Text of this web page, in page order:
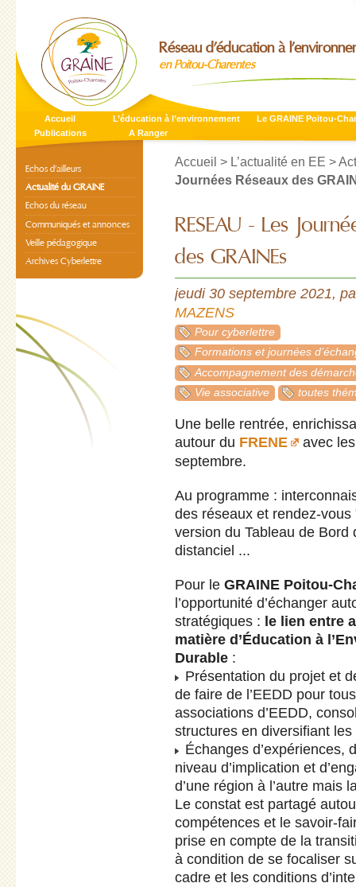
Réseau d’éducation à
en Poitou-Charentes
Accueil L’éducation à l’environnement
Le GRAINE Poitou-
Publications
A Ranger
Accueil > L’actualité en EE >
Journées Réseaux des
RESEAU - Les
des GRAINEs
jeudi 30 septembre 2021,
MAZENS
Pour cyberlettre
Formations et journées
Accompagnement des
Vie associative
toutes
Une belle rentrée,
autour du FRENE
avec
septembre.
Au programme :
des réseaux et rendez-
version du Tableau de Bord
distanciel ...
Pour le GRAINE Poitou-
l’opportunité d’échanger
stratégiques : le lien entre
matière d’Éducation à
Durable :
Présentation du projet et
de faire de l’EEDD pour
associations d’EEDD,
structures en diversifiant
Échanges d’expériences,
niveau d’implication et
d’une région à l’autre mais
Le constat est partagé
compétences et le savoir-
prise en compte de la
à condition de se focaliser
cadre et les conditions
Echos d’ailleurs
Actualité du GRAINE
Echos du réseau
Communiqués et annonces
Veille pédagogique
Archives Cyberlettre